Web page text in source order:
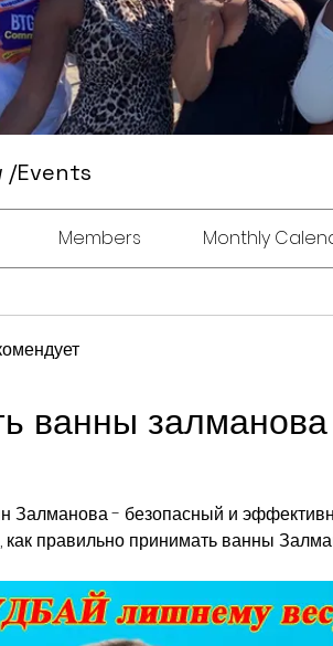
/Events
Members Monthly
ванны
Залманова - безопасный и
как правильно принимать ванны